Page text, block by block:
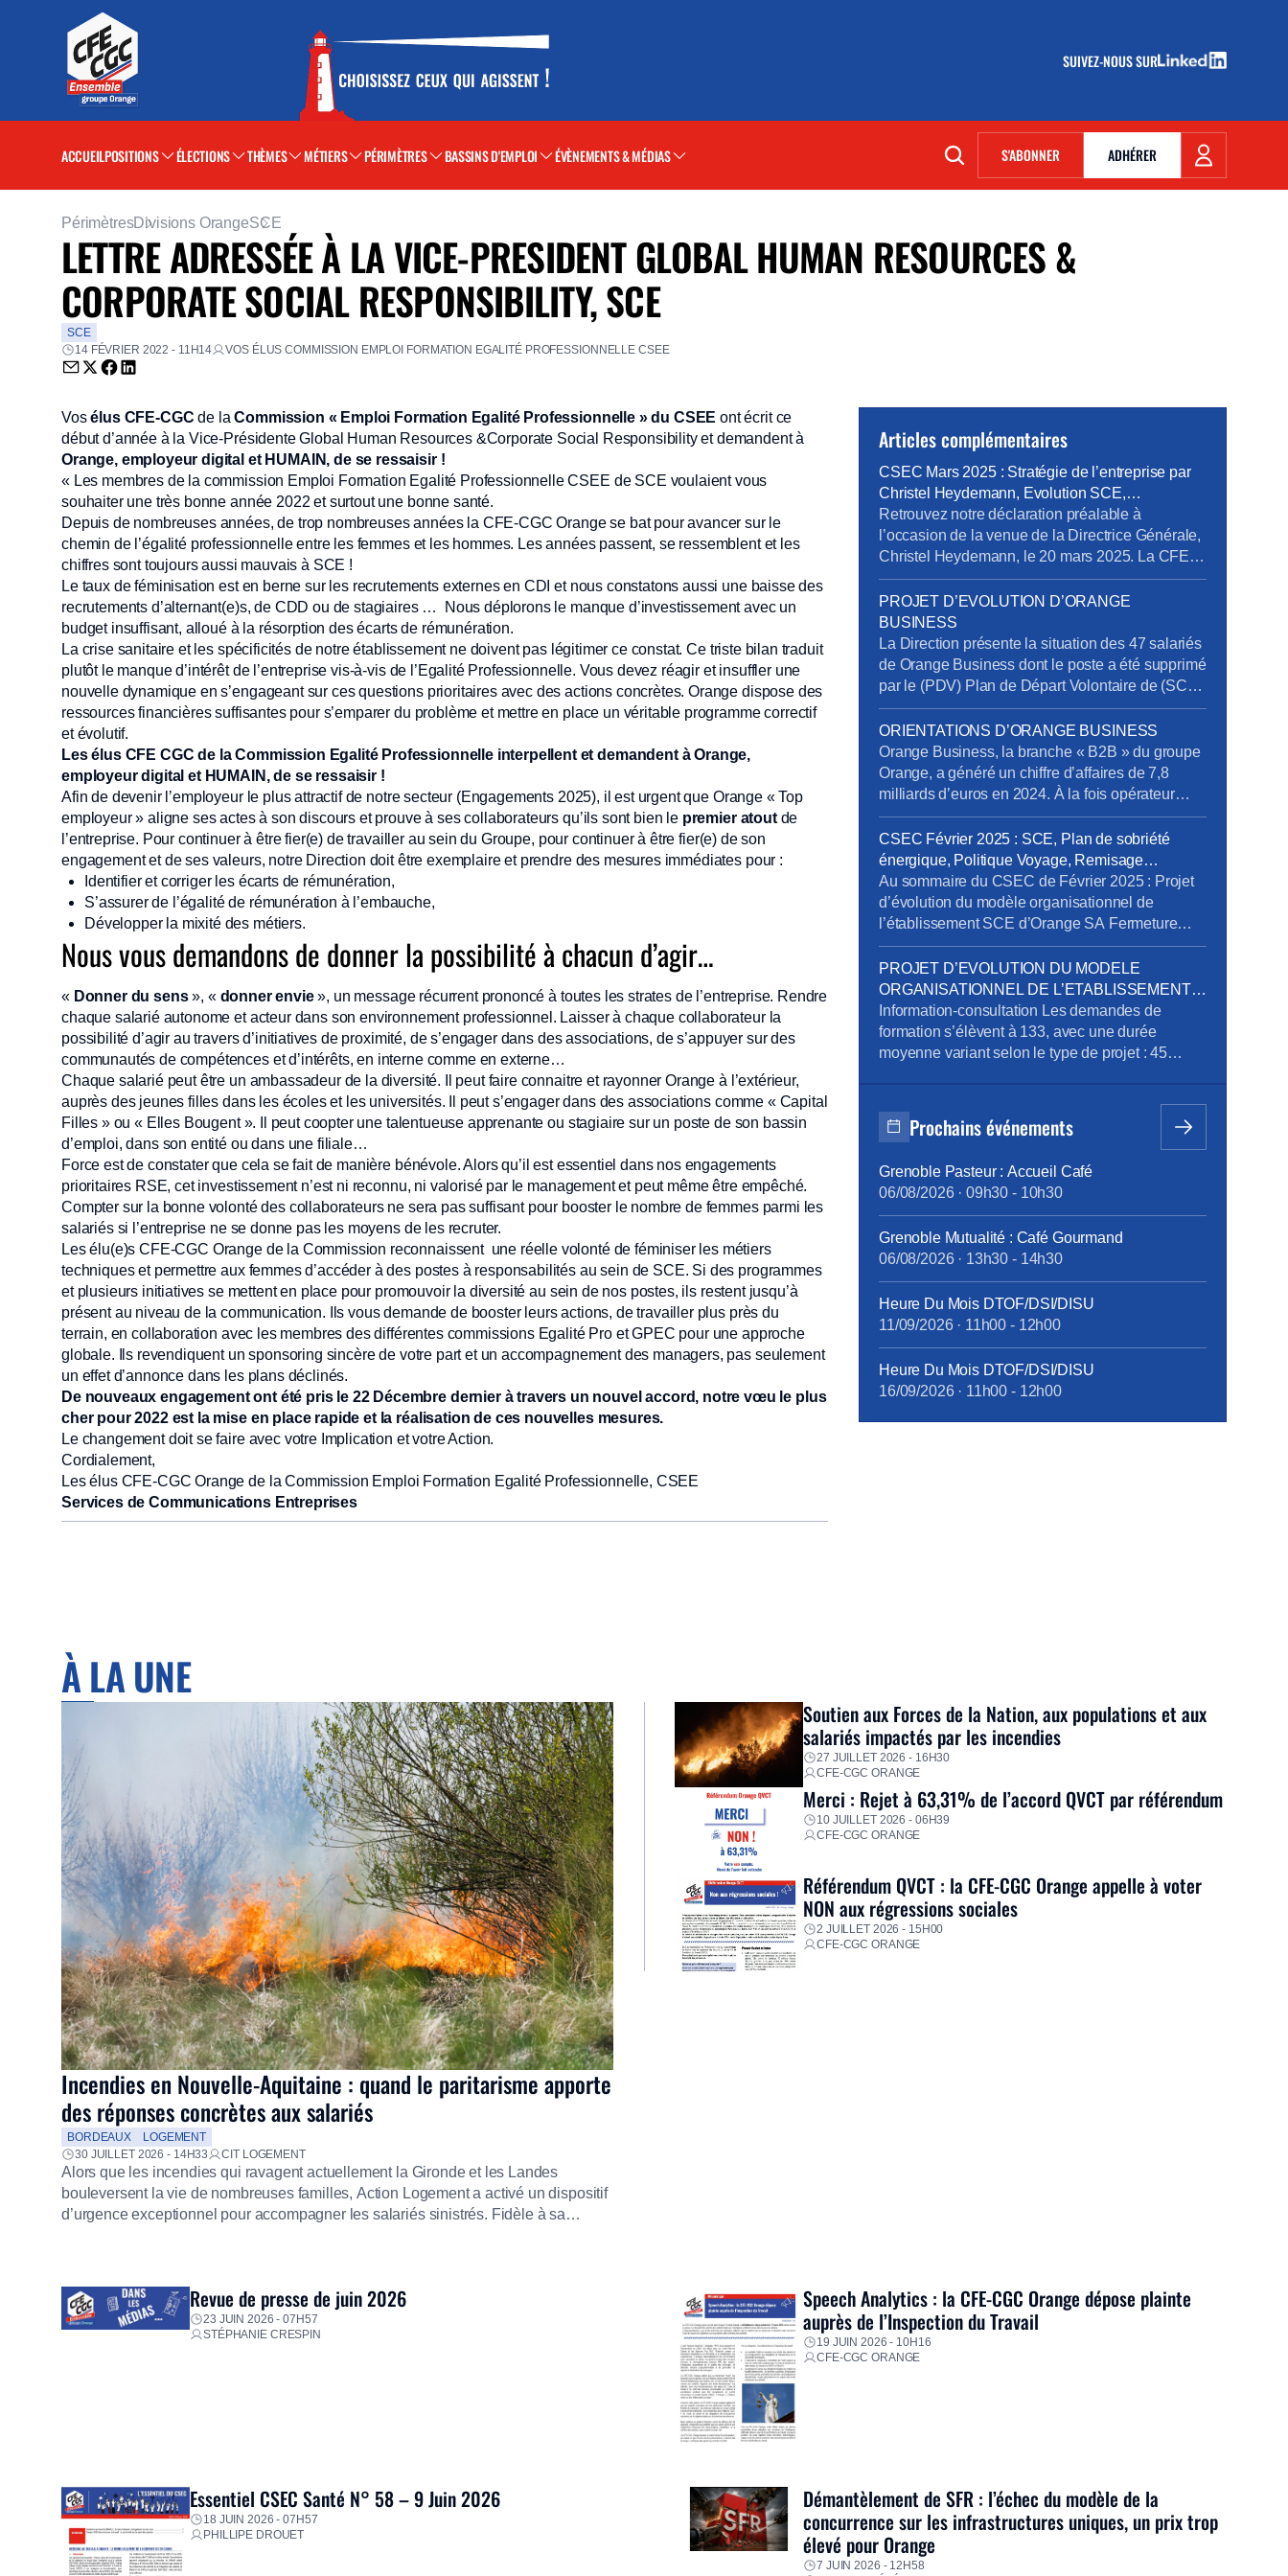
SUIVEZ-NOUS SUR
(NOUVELLE FENÊTRE)
ACCUEILPOSITIONS ÉLECTIONS THÈMES MÉTIERS PÉRIMÈTRES BASSINS D'EMPLOI ÉVÈNEMENTS & MÉDIAS S'ABONNER(NOUVELLE FENÊTRE)
ADHÉRER
PérimètresDivisions OrangeSCE
LETTRE ADRESSÉE À LA VICE-PRESIDENT GLOBAL HUMAN RESOURCES &
CORPORATE SOCIAL RESPONSIBILITY, SCE
SCE
14 FÉVRIER 2022 - 11H14
VOS ÉLUS COMMISSION EMPLOI FORMATION EGALITÉ PROFESSIONNELLE CSEE
Envoyer par email (nouvelle fenêtre)
Partager sur Twitter (nouvelle fenêtre)
Partager sur Facebook (nouvelle fenêtre)
Partager sur LinkedIn (nouvelle fenêtre)
Vosélus CFE-CGC de laCommission « Emploi Formation Egalité Professionnelle » du CSEE ont écrit ce
début d’année à la Vice-Présidente Global Human Resources &Corporate Social Responsibility et demandent à
Orange, employeur digital et HUMAIN, de se ressaisir !
« Les membres de la commission Emploi Formation Egalité Professionnelle CSEE de SCE voulaient vous
souhaiter une très bonne année 2022 et surtout une bonne santé.
Depuis de nombreuses années, de trop nombreuses années la CFE-CGC Orange se bat pour avancer sur le
chemin de l’égalité professionnelle entre les femmes et les hommes. Les années passent, se ressemblent et les
chiffres sont toujours aussi mauvais à SCE !
Le taux de féminisation est en berne sur les recrutements externes en CDI et nous constatons aussi une baisse des
recrutements d’alternant(e)s, de CDD ou de stagiaires … Nous déplorons le manque d’investissement avec un
budget insuffisant, alloué à la résorption des écarts de rémunération.
La crise sanitaire et les spécificités de notre établissement ne doivent pas légitimer ce constat. Ce triste bilan traduit
plutôt le manque d’intérêt de l’entreprise vis-à-vis de l’Egalité Professionnelle. Vous devez réagir et insuffler une
nouvelle dynamique en s’engageant sur ces questions prioritaires avec des actions concrètes. Orange dispose des
ressources financières suffisantes pour s’emparer du problème et mettre en place un véritable programme correctif
et évolutif.
Les élus CFE CGC de la Commission Egalité Professionnelle interpellent et demandent à Orange,
employeur digital et HUMAIN, de se ressaisir !
Afin de devenir l’employeur le plus attractif de notre secteur (Engagements 2025), il est urgent que Orange « Top
employeur » aligne ses actes à son discours et prouve à ses collaborateurs qu’ils sont bien le premier atoutde
l’entreprise. Pour continuer à être fier(e) de travailler au sein du Groupe, pour continuer à être fier(e) de son
engagement et de ses valeurs, notre Direction doit être exemplaire et prendre des mesures immédiates pour :
Identifier et corriger les écarts de rémunération,
S’assurer de l’égalité de rémunération à l’embauche,
Développer la mixité des métiers.
Nous vous demandons de donner la possibilité à chacun d’agir…
« Donner du sens», « donner envie», un message récurrent prononcé à toutes les strates de l’entreprise. Rendre
chaque salarié autonome et acteur dans son environnement professionnel. Laisser à chaque collaborateur la
possibilité d’agir au travers d’initiatives de proximité, de s’engager dans des associations, de s’appuyer sur des
communautés de compétences et d’intérêts, en interne comme en externe…
Chaque salarié peut être un ambassadeur de la diversité. Il peut faire connaitre et rayonner Orange à l’extérieur,
auprès des jeunes filles dans les écoles et les universités. Il peut s’engager dans des associations comme « Capital
Filles » ou « Elles Bougent ». Il peut coopter une talentueuse apprenante ou stagiaire sur un poste de son bassin
d’emploi, dans son entité ou dans une filiale…
Force est de constater que cela se fait de manière bénévole. Alors qu’il est essentiel dans nos engagements
prioritaires RSE, cet investissement n’est ni reconnu, ni valorisé par le management et peut même être empêché.
Compter sur la bonne volonté des collaborateurs ne sera pas suffisant pour booster le nombre de femmes parmi les
salariés si l’entreprise ne se donne pas les moyens de les recruter.
Les élu(e)s CFE-CGC Orange de la Commission reconnaissent une réelle volonté de féminiser les métiers
techniques et permettre aux femmes d’accéder à des postes à responsabilités au sein de SCE. Si des programmes
et plusieurs initiatives se mettent en place pour promouvoir la diversité au sein de nos postes, ils restent jusqu’à
présent au niveau de la communication. Ils vous demande de booster leurs actions, de travailler plus près du
terrain, en collaboration avec les membres des différentes commissions Egalité Pro et GPEC pour une approche
globale. Ils revendiquent un sponsoring sincère de votre part et un accompagnement des managers, pas seulement
un effet d’annonce dans les plans déclinés.
De nouveaux engagement ont été pris le 22 Décembre dernier à travers un nouvel accord, notre vœu le plus
cher pour 2022 est la mise en place rapide et la réalisation de ces nouvelles mesures.
Le changement doit se faire avec votre Implication et votre Action.
Cordialement,
Les élus CFE-CGC Orange de la Commission Emploi Formation Egalité Professionnelle, CSEE
Services de Communications Entreprises
Articles complémentaires
CSEC Mars 2025 : Stratégie de l’entreprise par
Christel Heydemann, Evolution SCE,
Orientations Orange Business
Retrouvez notre déclaration préalable à
l’occasion de la venue de la Directrice Générale,
Christel Heydemann, le 20 mars 2025. La CFE-
CGC Orange l’a interpellée sur plusieurs sujets
issus de l’enquête de la Commission Nationale
de Prévention et de Sécurité (CNPS) : La
situation de RPS et un suicide reconnu en
accident du travail La dégradation […]
PROJET D’EVOLUTION D’ORANGE
BUSINESS
La Direction présente la situation des 47 salariés
de Orange Business dont le poste a été supprimé
par le (PDV) Plan de Départ Volontaire de (SCE)
Services de Communication Entreprise) sans
qu’ils aient été volontaires. Rappelons en effet
que la Direction s’était engagée à retrouver des
postes pour tous les salariés impactés. Au 20
mars […]
ORIENTATIONS D’ORANGE BUSINESS
Orange Business, la branche « B2B » du groupe
Orange, a généré un chiffre d’affaires de 7,8
milliards d’euros en 2024. À la fois opérateur
télécom et intégrateur numérique, elle sert une
clientèle mondiale via trois canaux : Entreprises
France, Grands Clients France et International.
Ses services se répartissent en trois segments :
Télécom, Digital et Intégration. […]
CSEC Février 2025 : SCE, Plan de sobriété
énergique, Politique Voyage, Remisage
Véhicule, Addictions
Au sommaire du CSEC de Février 2025 : Projet
d’évolution du modèle organisationnel de
l’établissement SCE d’Orange SA Fermeture
exceptionnelle de certains sites tertiaires dans le
cadre du plan de sobriété énergétique
Mandatement de la CPRPPST : Politique
Voyage, Remisage Véhicule, Situation de la
prévention de l’addiction au sein du groupe
Orange Pour télécharger le […]
PROJET D’EVOLUTION DU MODELE
ORGANISATIONNEL DE L’ETABLISSEMENT
SCE D’ORANGE SA
Information-consultation Les demandes de
formation s’élèvent à 133, avec une durée
moyenne variant selon le type de projet : 45
d’entreprise. Des ateliers en présentiel ont été
organisés pour aider les volontaires à
thématiques […]
Prochains événements
Grenoble Pasteur : Accueil Café
06/08/2026· 09h30 - 10h30
Grenoble Mutualité : Café Gourmand
06/08/2026· 13h30 - 14h30
Heure Du Mois DTOF/DSI/DISU
11/09/2026· 11h00 - 12h00
Heure Du Mois DTOF/DSI/DISU
16/09/2026· 11h00 - 12h00
À LA UNE
Incendies en Nouvelle-Aquitaine : quand le paritarisme apporte
des réponses concrètes aux salariés
BORDEAUX
LOGEMENT
30 JUILLET 2026 - 14H33
CIT LOGEMENT
Alors que les incendies qui ravagent actuellement la Gironde et les Landes
bouleversent la vie de nombreuses familles, Action Logement a activé un dispositif
d’urgence exceptionnel pour accompagner les salariés sinistrés. Fidèle à sa
Soutien aux Forces de la Nation, aux populations et aux
salariés impactés par les incendies
27 JUILLET 2026 - 16H30
CFE-CGC ORANGE
Merci : Rejet à 63,31% de l’accord QVCT par référendum
10 JUILLET 2026 - 06H39
CFE-CGC ORANGE
Référendum QVCT : la CFE-CGC Orange appelle à voter
NON aux régressions sociales
2 JUILLET 2026 - 15H00
CFE-CGC ORANGE
Revue de presse de juin 2026
23 JUIN 2026 - 07H57
STÉPHANIE CRESPIN
Speech Analytics : la CFE-CGC Orange dépose plainte
auprès de l’Inspection du Travail
19 JUIN 2026 - 10H16
CFE-CGC ORANGE
Essentiel CSEC Santé N° 58 – 9 Juin 2026
18 JUIN 2026 - 07H57
PHILLIPE DROUET
Démantèlement de SFR : l’échec du modèle de la
concurrence sur les infrastructures uniques, un prix trop
élevé pour Orange
7 JUIN 2026 - 12H58